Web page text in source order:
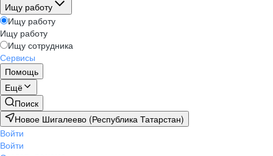
Ищу работу
Ищу работу
Ищу работу
Ищу сотрудника
Сервисы
Помощь
Ещё
Поиск
Новое Шигалеево (Республика Татарстан)
Войти
Войти